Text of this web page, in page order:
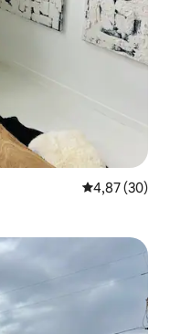
Évaluation
4,87 (30)